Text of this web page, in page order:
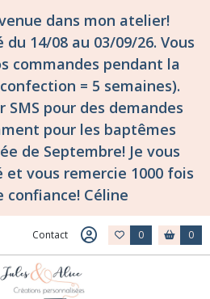
dans mon atelier!
14/08 au 03/09/26. Vous
commandes pendant la
= 5 semaines).
SMS pour des demandes
pour les baptêmes
de Septembre! Je vous
vous remercie 1000 fois
confiance! Céline
Contact 0 0